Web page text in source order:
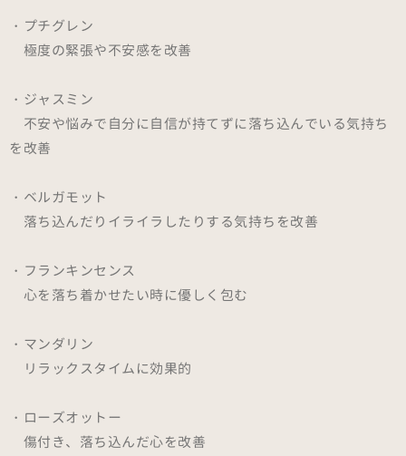
・プチグレン
極度の緊張や不安感を改善
・ジャスミン
不安や悩みで自分に自信が持てずに落ち込んでいる気持ち
を改善
・ベルガモット
落ち込んだりイライラしたりする気持ちを改善
・フランキンセンス
心を落ち着かせたい時に優しく包む
・マンダリン
リラックスタイムに効果的
・ローズオットー
傷付き、落ち込んだ心を改善